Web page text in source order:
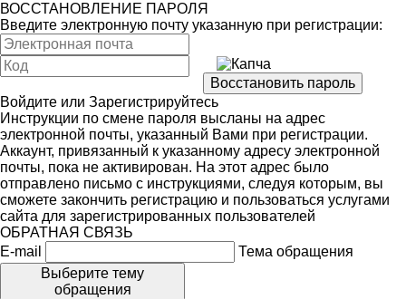
ВОССТАНОВЛЕНИЕ ПАРОЛЯ
Введите электронную почту указанную при регистрации:
Войдите или Зарегистрируйтесь
Инструкции по смене пароля высланы на адрес
электронной почты, указанный Вами при регистрации.
Аккаунт, привязанный к указанному адресу электронной
почты, пока не активирован. На этот адрес было
отправлено письмо с инструкциями, следуя которым, вы
сможете закончить регистрацию и пользоваться услугами
сайта для зарегистрированных пользователей
ОБРАТНАЯ СВЯЗЬ
E-mail
Тема обращения
Выберите тему
обращения